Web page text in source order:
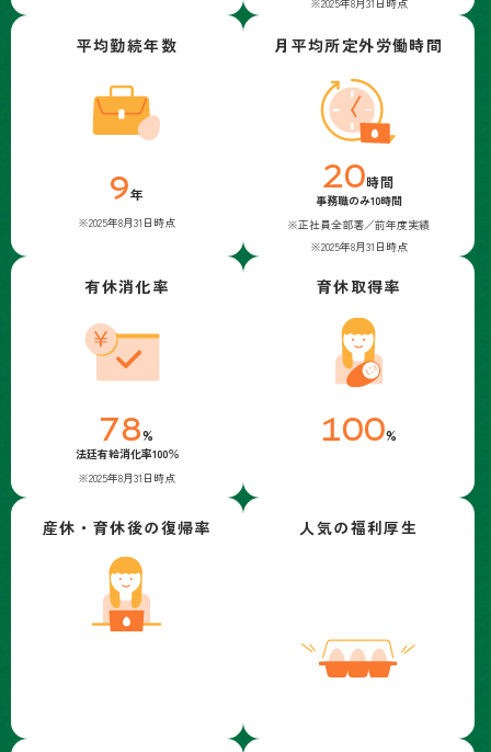
平均勤続年数
9年
※2025年8月31日時点
月平均所定外労働時間
20時間
事務職のみ10時間
※正社員全部署／前年度実績
※2025年8月31日時点
有休消化率
78%
法廷有給消化率100％
※2025年8月31日時点
育休取得率
100%
産休・育休後の復帰率 人気の福利厚生